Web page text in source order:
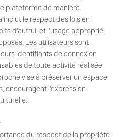
plateforme de manière
inclut le respect des lois en
d’autrui, et l’usage approprié
Les utilisateurs sont
identifiants de connexion
de toute activité réalisée
vise à préserver un espace
encouragent l’expression
du respect de la propriété